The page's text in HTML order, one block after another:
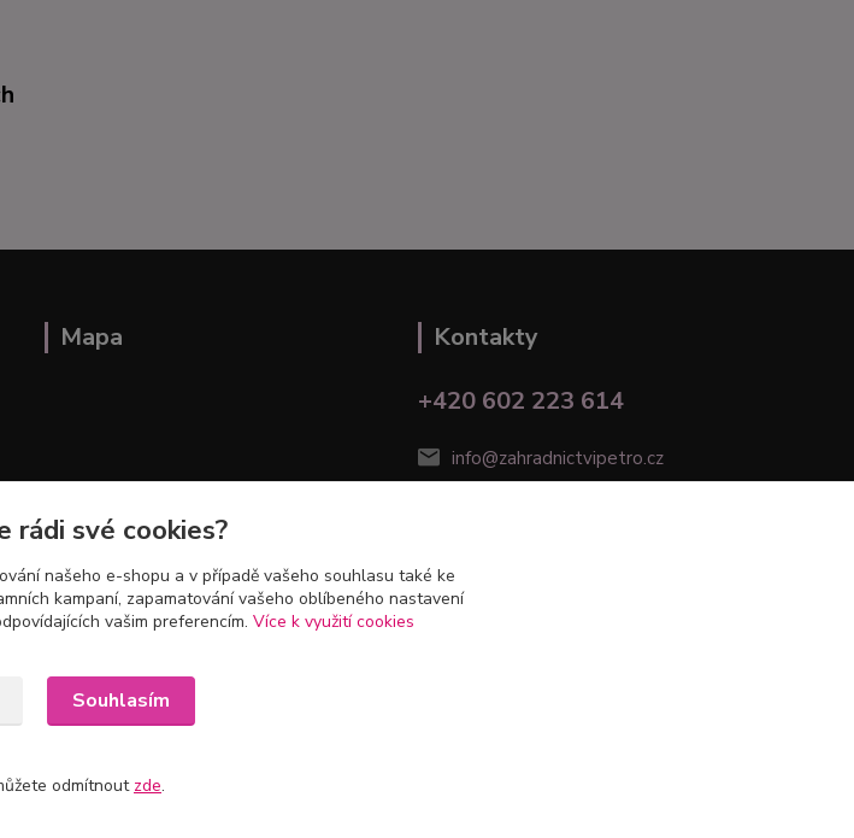
Mapa
Kontakty
+420 602 223 614
info@zahradnictvipetro.cz
rádi své cookies?
našeho e-shopu a v případě vašeho souhlasu také ke
kampaní, zapamatování vašeho oblíbeného nastavení
vašim preferencím. Více k využití cookies
Souhlasím
odmítnout zde.